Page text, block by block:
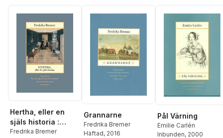
Hertha, eller en
själs historia :
teckningar ur det
Fredrika Bremer
Grannarne
Fredrika Bremer
Häftad, 2016
Pål Värning
Emilie Carlén
Inbunden, 2000